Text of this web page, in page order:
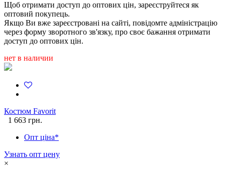
Щоб отримати доступ до оптових цін, зареєструйтеся як
оптовий покупець.
Якщо Ви вже зареєстровані на сайті, повідомте адміністрацію
через форму зворотного зв'язку, про своє бажання отримати
доступ до оптових цін.
нет в наличии
Костюм Favorit
1 663 грн.
Опт ціна*
Узнать опт цену
×